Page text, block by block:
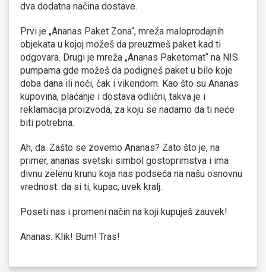
dva dodatna načina dostave.
Prvi je „Ananas Paket Zona“, mreža maloprodajnih
objekata u kojoj možeš da preuzmeš paket kad ti
odgovara. Drugi je mreža „Ananas Paketomat“ na NIS
pumpama gde možeš da podigneš paket u bilo koje
doba dana ili noći, čak i vikendom. Kao što su Ananas
kupovina, plaćanje i dostava odlični, takva je i
reklamacija proizvoda, za koju se nadamo da ti neće
biti potrebna.
Ah, da. Zašto se zovemo Ananas? Zato što je, na
primer, ananas svetski simbol gostoprimstva i ima
divnu zelenu krunu koja nas podseća na našu osnovnu
vrednost: da si ti, kupac, uvek kralj.
Poseti nas i promeni način na koji kupuješ zauvek!
Ananas. Klik! Bum! Tras!